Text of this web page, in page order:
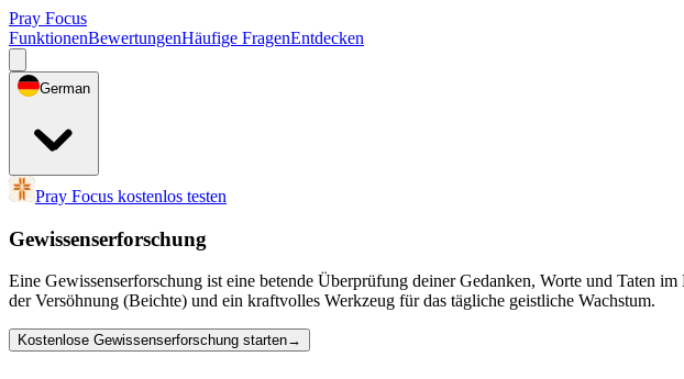
Pray Focus
FunktionenBewertungenHäufige FragenEntdecken
German
Pray Focus kostenlos testen
Gewissenserforschung
Eine Gewissenserforschung ist eine betende Überprüfung deiner Gedanken, Worte und Taten
der Versöhnung (Beichte) und ein kraftvolles Werkzeug für das tägliche geistliche Wachstum.
Kostenlose Gewissenserforschung starten→